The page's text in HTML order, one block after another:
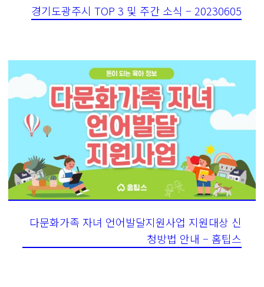
경기도광주시 TOP 3 및 주간 소식 – 20230605
다문화가족 자녀 언어발달지원사업 지원대상 신
청방법 안내 – 홈팁스